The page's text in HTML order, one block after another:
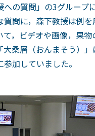
の質問」の3グループ
問に，森下教授は例
，ビデオや画像，果
桑層（おんまそう）」
加していました。